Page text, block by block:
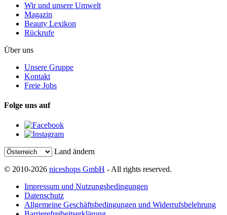
Wir und unsere Umwelt
Magazin
Beauty Lexikon
Rückrufe
Über uns
Unsere Gruppe
Kontakt
Freie Jobs
Folge uns auf
Land ändern
© 2010-2026 niceshops GmbH - All rights reserved.
Impressum und Nutzungsbedingungen
Datenschutz
Allgemeine Geschäftsbedingungen und Widerrufsbelehrung